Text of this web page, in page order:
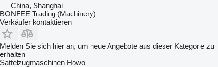
China, Shanghai
BONFEE Trading (Machinery)
Verkäufer kontaktieren
Melden Sie sich hier an, um neue Angebote aus dieser Kategorie zu
erhalten
Sattelzugmaschinen Howo